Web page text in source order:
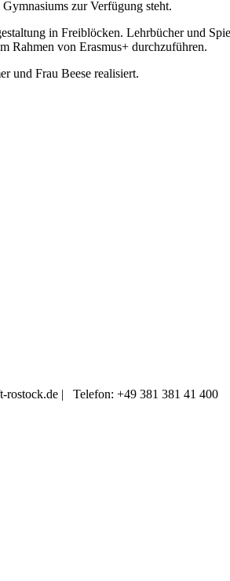
zur Verfügung steht.
in Freiblöcken. Lehrbücher und
Rahmen von Erasmus+ durchzuführen.
und Frau Beese realisiert.
| Telefon: +49 381 381 41 400